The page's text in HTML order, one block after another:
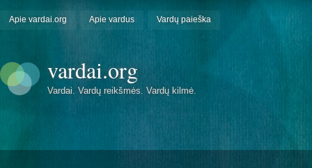
Apie vardai.org Apie vardus Vardų paieška
vardai.org
Vardai. Vardų reikšmės. Vardų kilmė.